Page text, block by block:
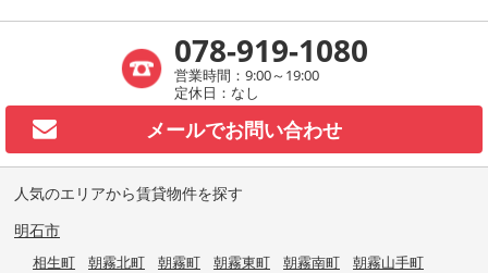
078-919-1080
営業時間：9:00～19:00
定休日：なし
メールでお問い合わせ
人気のエリアから賃貸物件を探す
明石市
相生町 朝霧北町 朝霧町 朝霧東町 朝霧南町
朝霧山手町